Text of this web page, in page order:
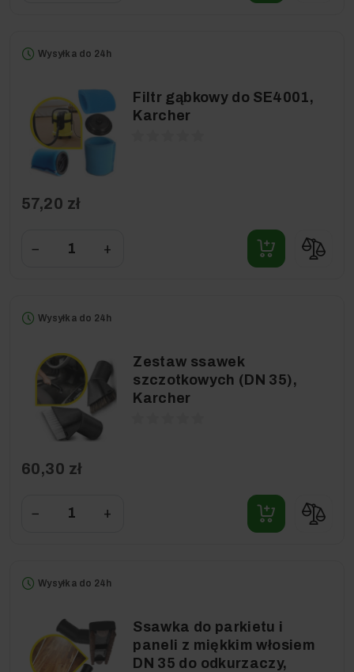
Wysyłka do 24h
Filtr gąbkowy do SE4001,
Karcher
57,20 zł
− +
Wysyłka do 24h
Zestaw ssawek
szczotkowych (DN 35),
Karcher
60,30 zł
− +
Wysyłka do 24h
Ssawka do parkietu i
paneli z miękkim włosiem
DN 35 do odkurzaczy,